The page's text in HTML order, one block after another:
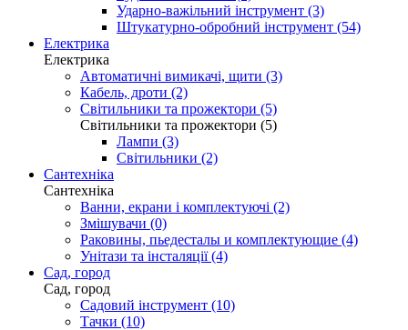
Ударно-важільний інструмент (3)
Штукатурно-обробний інструмент (54)
Електрика
Електрика
Автоматичні вимикачі, щити (3)
Кабель, дроти (2)
Світильники та прожектори (5)
Світильники та прожектори (5)
Лампи (3)
Світильники (2)
Сантехніка
Сантехніка
Ванни, екрани і комплектуючі (2)
Змішувачи (0)
Раковины, пьедесталы и комплектующие (4)
Унітази та інсталяції (4)
Сад, город
Сад, город
Садовий інструмент (10)
Тачки (10)